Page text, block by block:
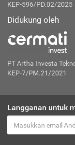
KEP-596/PD.02/2025
Didukung oleh
PT Artha Investa
KEP-7/PM.21/2021
Langganan untuk